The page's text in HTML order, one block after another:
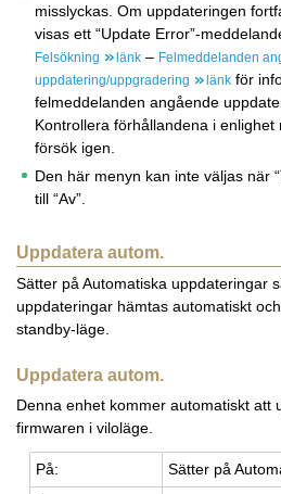
misslyckas. Om uppdateringen
visas ett “Update Error”-
Felsökning länk – Felmeddelanden
uppdatering/uppgradering
länk för
felmeddelanden angående
Kontrollera förhållandena i enlighet
försök igen.
Den här menyn kan inte väljas när
till “Av”.
Uppdatera autom.
Sätter på Automatiska uppdateringar
uppdateringar hämtas automatiskt
standby-läge.
Uppdatera autom.
Denna enhet kommer automatiskt att
firmwaren i viloläge.
På:
Sät­ter på